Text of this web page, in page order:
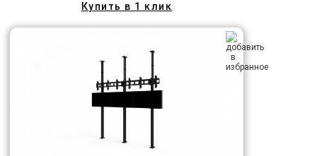
Купить в 1 клик